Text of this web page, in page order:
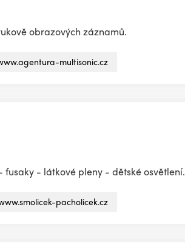
obrazových záznamů.
multisonic.cz
- látkové pleny - dětské osvětlení.
pacholicek.cz